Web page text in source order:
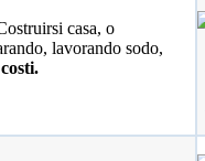
casa, o
lavorando sodo,